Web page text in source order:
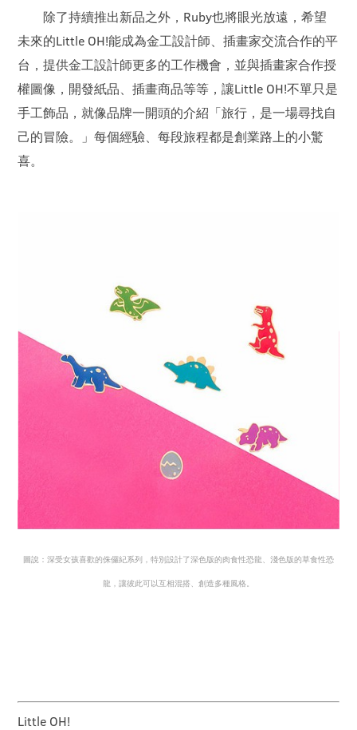
除了持續推出新品之外，Ruby也將眼光放遠，希望
未來的Little OH!能成為金工設計師、插畫家交流合作的平
台，提供金工設計師更多的工作機會，並與插畫家合作授
權圖像，開發紙品、插畫商品等等，讓Little OH!不單只是
手工飾品，就像品牌一開頭的介紹「旅行，是一場尋找自
己的冒險。」每個經驗、每段旅程都是創業路上的小驚
喜。
圖說：深受女孩喜歡的侏儸紀系列，特別設計了深色版的肉食性恐龍、淺色版的草食性恐
龍，讓彼此可以互相混搭、創造多種風格。
Little OH!